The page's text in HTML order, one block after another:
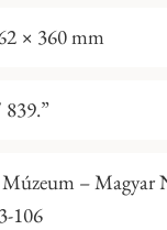
× 360 mm
839.”
– Magyar
106